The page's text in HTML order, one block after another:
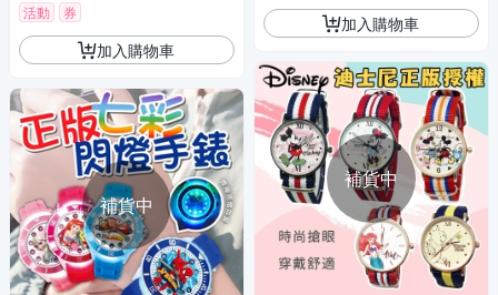
活動 券
加入購物車
補貨中
加入購物車
補貨中